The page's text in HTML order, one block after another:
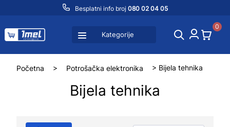
Besplatni info broj 080 02 04 05
Kategorije
0
Početna > Potrošačka elektronika > Bijela tehnika
Bijela tehnika